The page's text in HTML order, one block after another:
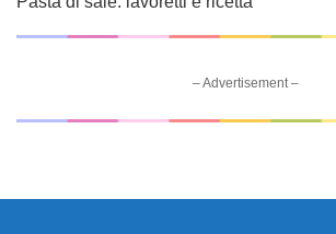
– Advertisement –